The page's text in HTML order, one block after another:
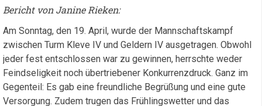
Brett
Bericht von Janine Rieken:
Am Sonntag, den 19. April, wurde der Mannschaftskampf
zwischen Turm Kleve IV und Geldern IV ausgetragen. Obwohl
jeder fest entschlossen war zu gewinnen, herrschte weder
Feindseligkeit noch übertriebener Konkurrenzdruck. Ganz im
Gegenteil: Es gab eine freundliche Begrüßung und eine gute
Versorgung. Zudem trugen das Frühlingswetter und das